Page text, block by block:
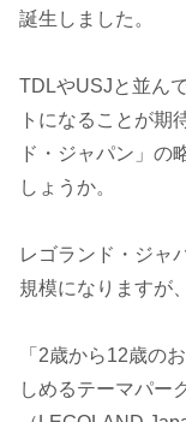
誕生しました。
TDLやUSJと並ん
トになることが期
ド・ジャパン」の
しょうか。
レゴランド・ジャ
規模になりますが、
「2歳から12歳の
しめるテーマパー